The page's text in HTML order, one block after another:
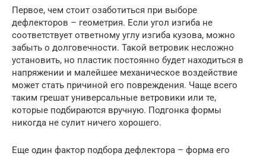
Первое, чем стоит озаботиться при выборе
дефлекторов – геометрия. Если угол изгиба не
соответствует ответному углу изгиба кузова, можно
забыть о долговечности. Такой ветровик несложно
установить, но пластик постоянно будет находиться в
напряжении и малейшее механическое воздействие
может стать причиной его повреждения. Чаще всего
таким грешат универсальные ветровики или те,
которые подбираются вручную. Подгонка формы
никогда не сулит ничего хорошего.
Еще один фактор подбора дефлектора – форма его